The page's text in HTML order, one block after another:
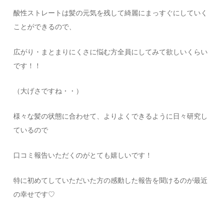
酸性ストレートは髪の元気を残して綺麗にまっすぐにしていく
ことができるので、
広がり・まとまりにくさに悩む方全員にしてみて欲しいくらい
です！！
（大げさですね・・）
様々な髪の状態に合わせて、よりよくできるように日々研究し
ているので
口コミ報告いただくのがとても嬉しいです！
特に初めてしていただいた方の感動した報告を聞けるのが最近
の幸せです♡